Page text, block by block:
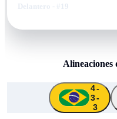
Delantero - #19
Alineaciones
4-
3-
3
↑